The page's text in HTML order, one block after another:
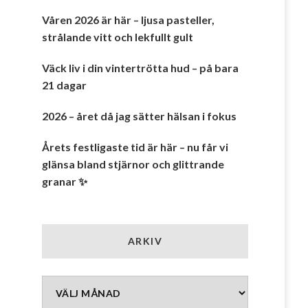
Våren 2026 är här – ljusa pasteller,
strålande vitt och lekfullt gult
Väck liv i din vintertrötta hud – på bara
21 dagar
2026 – året då jag sätter hälsan i fokus
Årets festligaste tid är här – nu får vi
glänsa bland stjärnor och glittrande
granar ✨
ARKIV
Arkiv